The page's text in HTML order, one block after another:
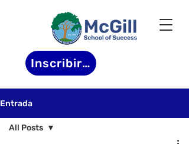
Inscribirse
Entrada
All Posts